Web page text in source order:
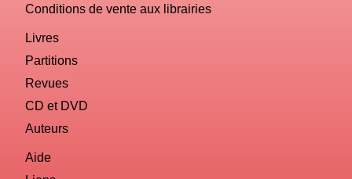
Conditions de vente aux librairies
Livres
Partitions
Revues
CD et DVD
Auteurs
Aide